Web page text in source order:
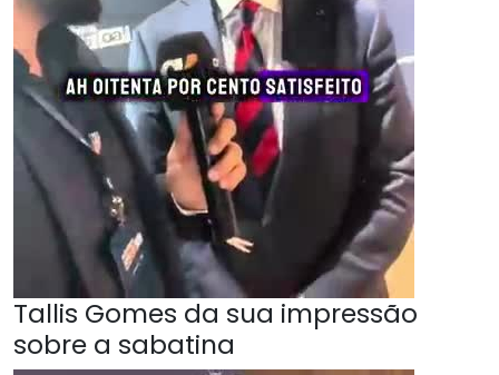
Tallis Gomes da sua impressão
sobre a sabatina